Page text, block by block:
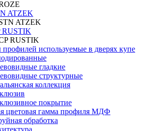
ATZEK
RUSTIK
используемые в дверях купе
гладкие
структурные
коллекция
покрытие
цветовая гамма профиля МДФ
обработка